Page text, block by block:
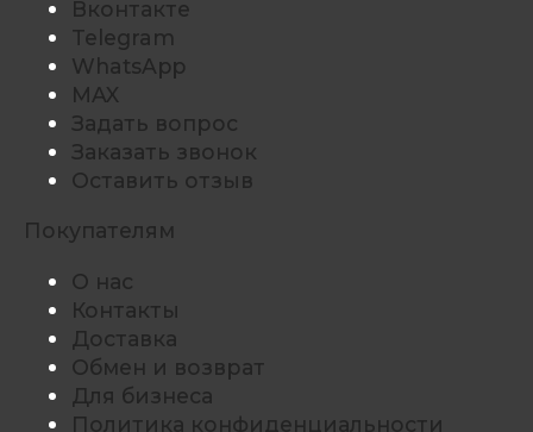
Вконтакте
Telegram
WhatsApp
MAX
Задать вопрос
Заказать звонок
Оставить отзыв
Покупателям
О нас
Контакты
Доставка
Обмен и возврат
Для бизнеса
Политика конфиденциальности